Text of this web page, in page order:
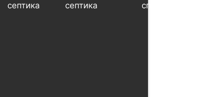
септика септика специалиста